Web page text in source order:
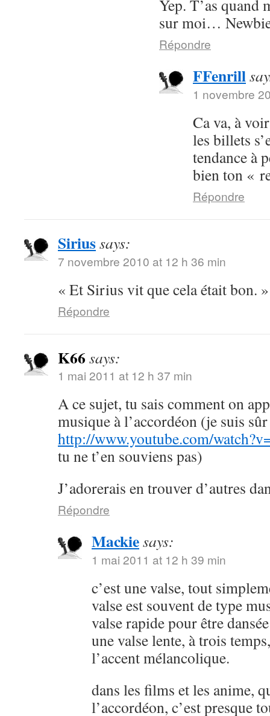
Yep. T’as quand
sur moi…
Répondre
FFenrill
1 novembre
Ca va, à
les billets
tendance à
bien ton «
Répondre
Siriussays:
7 novembre 2010 at 12 h 36 min
« Et Sirius vit que cela était bon.
Répondre
K66 says:
1 mai 2011 at 12 h 37 min
A ce sujet, tu sais comment on
musique à l’accordéon (je suis
http://www.youtube.com/
tu ne t’en souviens pas)
J’adorerais en trouver d’autres
Répondre
Mackiesays:
1 mai 2011 at 12 h 39 min
c’est une valse, tout
valse est souvent de type
valse rapide pour être
une valse lente, à trois
l’accent mélancolique.
dans les films et les anime,
l’accordéon, c’est presque